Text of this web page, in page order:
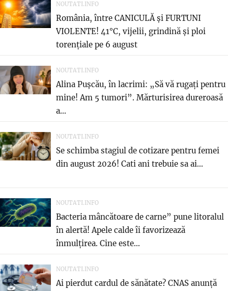
NOUTATI.INFO
România, între CANICULĂ și FURTUNI
VIOLENTE! 41°C, vijelii, grindină și ploi
torențiale pe 6 august
NOUTATI.INFO
Alina Pușcău, în lacrimi: „Să vă rugați pentru
mine! Am 5 tumori”. Mărturisirea dureroasă
a...
NOUTATI.INFO
Se schimba stagiul de cotizare pentru femei
din august 2026! Cati ani trebuie sa ai...
NOUTATI.INFO
Bacteria mâncătoare de carne” pune litoralul
în alertă! Apele calde îi favorizează
înmulțirea. Cine este...
NOUTATI.INFO
Ai pierdut cardul de sănătate? CNAS anunță